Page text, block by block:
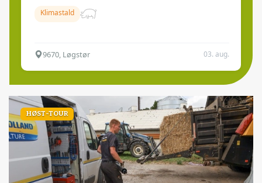
Klimastald
9670, Løgstør 03. aug.
HØST-TOUR